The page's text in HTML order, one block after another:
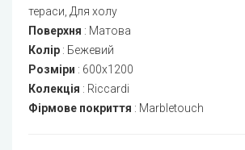
тераси, Для холу
Поверхня : Матова
Колір : Бежевий
Розміри : 600x1200
Колекція : Riccardi
Фірмове покриття : Marbletouch